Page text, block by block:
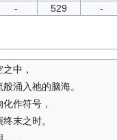
- 529 -
中，
涌入祂的脑海。
作符号，
末之时。